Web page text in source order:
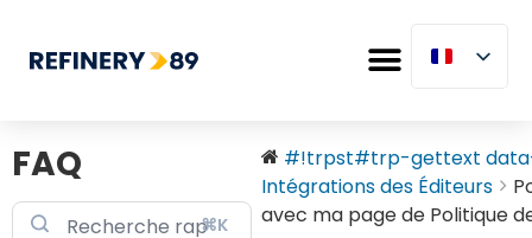
FAQ
⌘K
#!trpst#trp-gettext
Intégrations des Éditeurs
avec ma page de Politique